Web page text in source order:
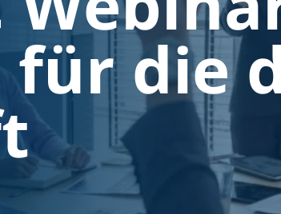
die